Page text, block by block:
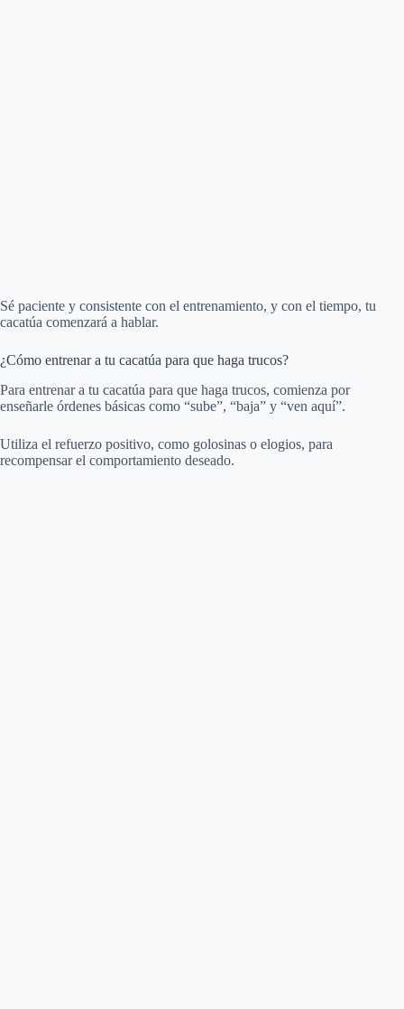
Sé paciente y consistente con el entrenamiento, y con el tiempo, tu
cacatúa comenzará a hablar.
¿Cómo entrenar a tu cacatúa para que haga trucos?
Para entrenar a tu cacatúa para que haga trucos, comienza por
enseñarle órdenes básicas como “sube”, “baja” y “ven aquí”.
Utiliza el refuerzo positivo, como golosinas o elogios, para
recompensar el comportamiento deseado.